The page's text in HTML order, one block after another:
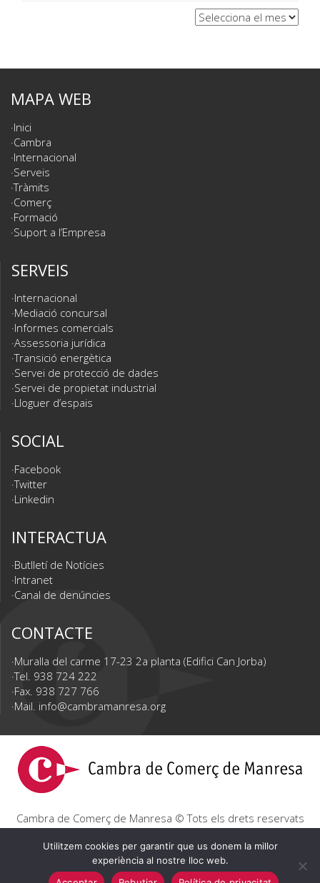
Arxius
MAPA WEB
Inici
Cambra
Internacional
Serveis
Tràmits
Comerç
Formació
Suport a l’Empresa
SERVEIS
Internacional
Mediació concursal
Informes comercials
Assessoria jurídica
Transició energètica
Servei de protecció de dades
Servei de propietat industrial
Lloguer d’espais
SOCIAL
Facebook
Twitter
Linkedin
INTERACTUA
Butlletí de Notícies
Intranet
Canal de denúncies
CONTACTE
Muralla del carme 17-23 2a planta (Edifici Can Jorba)
Tel. 938 724 222
Fax. 938 727 766
Mail. info@cambramanresa.org
Cambra de Comerç de Manresa © Tots els drets reservats
Avís Legal Política de privacitat Política de cookies
Utilitzem cookies per garantir que us donem la millor
experiència al nostre lloc web.